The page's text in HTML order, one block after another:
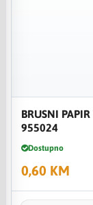
BRUSNI
955024
Dostupno
0,60 KM